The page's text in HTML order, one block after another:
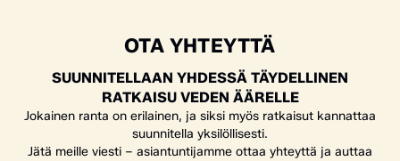
OTA YHTEYTTÄ
SUUNNITELLAAN YHDESSÄ TÄYDELLINEN
RATKAISU VEDEN ÄÄRELLE
Jokainen ranta on erilainen, ja siksi myös ratkaisut kannattaa
suunnitella yksilöllisesti.
Jätä meille viesti – asiantuntijamme ottaa yhteyttä ja auttaa